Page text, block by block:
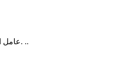
عامل الناس بأخلاقك لا بأخلاقهم. ..